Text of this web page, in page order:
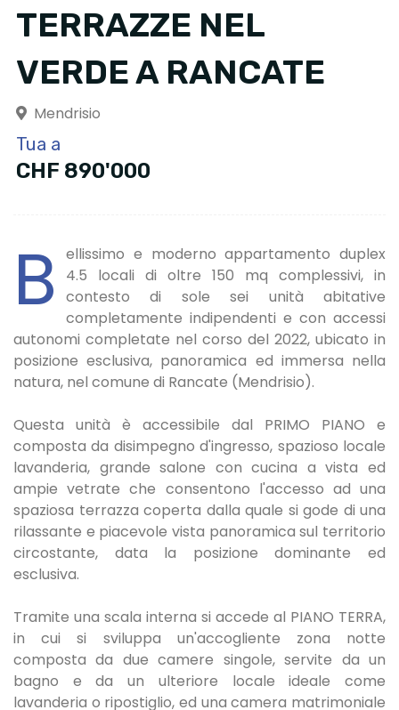
TERRAZZE NEL
VERDE A RANCATE
Mendrisio
Tua a
CHF 890'000
B
ellissimo e moderno appartamento duplex
4.5 locali di oltre 150 mq complessivi, in
contesto di sole sei unità abitative
completamente indipendenti e con accessi
autonomi completate nel corso del 2022, ubicato in
posizione esclusiva, panoramica ed immersa nella
natura, nel comune di Rancate (Mendrisio).
Questa unità è accessibile dal PRIMO PIANO e
composta da disimpegno d'ingresso, spazioso locale
lavanderia, grande salone con cucina a vista ed
ampie vetrate che consentono l'accesso ad una
spaziosa terrazza coperta dalla quale si gode di una
rilassante e piacevole vista panoramica sul territorio
circostante, data la posizione dominante ed
esclusiva.
Tramite una scala interna si accede al PIANO TERRA,
in cui si sviluppa un'accogliente zona notte
composta da due camere singole, servite da un
bagno e da un ulteriore locale ideale come
lavanderia o ripostiglio, ed una camera matrimoniale